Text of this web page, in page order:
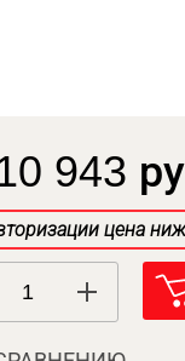
943
цена